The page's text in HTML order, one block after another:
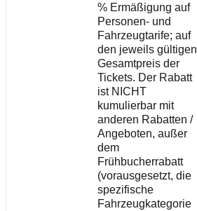
% Ermäßigung auf
Personen- und
Fahrzeugtarife; auf
den jeweils gültigen
Gesamtpreis der
Tickets. Der Rabatt
ist NICHT
kumulierbar mit
anderen Rabatten /
Angeboten, außer
dem
Frühbucherrabatt
(vorausgesetzt, die
spezifische
Fahrzeugkategorie